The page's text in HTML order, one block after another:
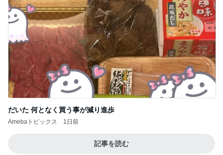
だいた 何となく買う事が減り進歩
Amebaトピックス 1日前
記事を読む